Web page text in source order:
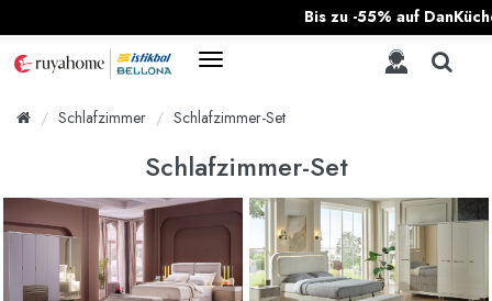
Bis zu -55% auf
Schlafzimmer Schlafzimmer-Set
Schlafzimmer-Set